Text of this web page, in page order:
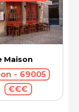
Maison
- 69005
€€€